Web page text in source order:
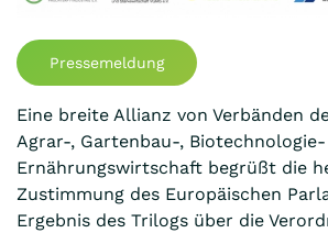
Pressemeldung
Eine breite Allianz von Verbänden
Agrar-, Gartenbau-,
Ernährungswirtschaft begrüßt die
Zustimmung des Europäischen
Ergebnis des Trilogs über die